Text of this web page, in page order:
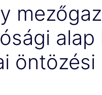
alap
öntözési